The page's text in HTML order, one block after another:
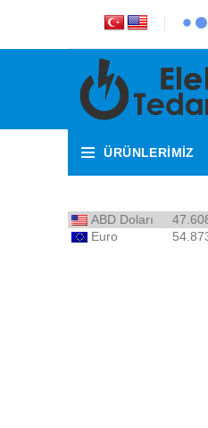
ÜRÜNLERİMİZ
ABD Doları
Euro